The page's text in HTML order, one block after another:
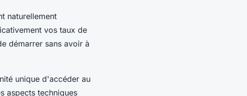
naturellement
vos taux de
démarrer sans avoir à
unique d'accéder au
aspects techniques